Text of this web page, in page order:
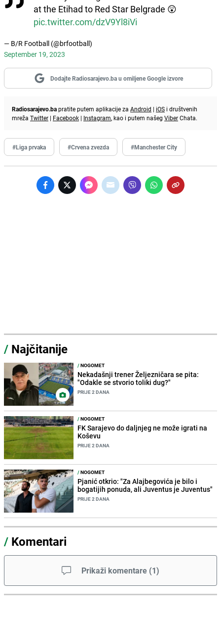
at the Etihad to Red Star Belgrade 😲
pic.twitter.com/dzV9Yl8iVi
— B/R Football (@brfootball)
September 19, 2023
Dodajte Radiosarajevo.ba u omiljene Google izvore
Radiosarajevo.bapratite putem aplikacije za Android | iOS i društvenih
mreža Twitter | Facebook | Instagram, kao i putem našeg ViberChata.
#Liga prvaka #Crvena zvezda #Manchester City
/ Najčitanije
/NOGOMET
Nekadašnji trener Željezničara se pita:
"Odakle se stvorio toliki dug?"
PRIJE 2 DANA
/NOGOMET
FK Sarajevo do daljnjeg ne može igrati na
Koševu
PRIJE 2 DANA
/NOGOMET
Pjanić otkrio: "Za Alajbegovića je bilo i
bogatijih ponuda, ali Juventus je Juventus"
PRIJE 2 DANA
/ Komentari
Prikaži komentare (1)